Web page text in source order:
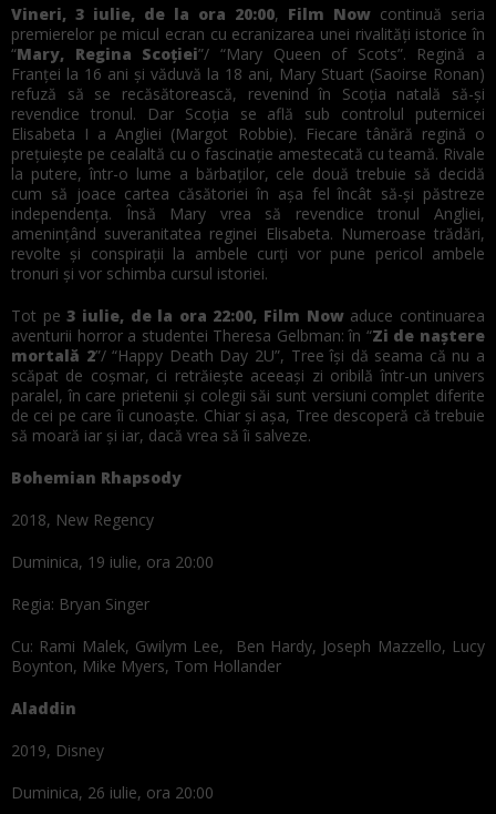
Vineri, 3 iulie, de la ora 20:00, Film Now continuă seria
premierelor pe micul ecran cu ecranizarea unei rivalități istorice în
“Mary, Regina Scoției”/ “Mary Queen of Scots”. Regină a
Franței la 16 ani și văduvă la 18 ani, Mary Stuart (Saoirse Ronan)
refuză să se recăsătorească, revenind în Scoția natală să-și
revendice tronul. Dar Scoția se află sub controlul puternicei
Elisabeta I a Angliei (Margot Robbie). Fiecare tânără regină o
prețuiește pe cealaltă cu o fascinație amestecată cu teamă. Rivale
la putere, într-o lume a bărbaților, cele două trebuie să decidă
cum să joace cartea căsătoriei în așa fel încât să-și păstreze
independența. Însă Mary vrea să revendice tronul Angliei,
amenințând suveranitatea reginei Elisabeta. Numeroase trădări,
revolte și conspirații la ambele curți vor pune pericol ambele
tronuri și vor schimba cursul istoriei.
Tot pe3 iulie, de la ora 22:00, Film Nowaduce continuarea
aventurii horror a studentei Theresa Gelbman: în “Zi de naştere
mortală 2”/ “Happy Death Day 2U”, Tree își dă seama că nu a
scăpat de coșmar, ci retrăiește aceeași zi oribilă într-un univers
paralel, în care prietenii și colegii săi sunt versiuni complet diferite
de cei pe care îi cunoaște. Chiar și așa, Tree descoperă că trebuie
să moară iar și iar, dacă vrea să îi salveze.
Bohemian Rhapsody
2018, New Regency
Duminica, 19 iulie, ora 20:00
Regia: Bryan Singer
Cu: Rami Malek, Gwilym Lee, Ben Hardy, Joseph Mazzello, Lucy
Boynton, Mike Myers, Tom Hollander
Aladdin
2019, Disney
Duminica, 26 iulie, ora 20:00